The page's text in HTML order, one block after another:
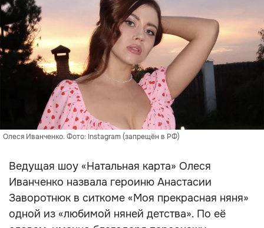
Олеся Иванченко. Фото: Instagram (запрещён в РФ)
Ведущая шоу «Натальная карта» Олеся
Иванченко назвала героиню Анастасии
Заворотнюк в ситкоме «Моя прекрасная няня»
одной из «любимой няней детства». По её